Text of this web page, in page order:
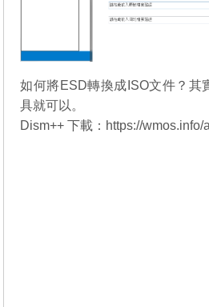
如何將ESD轉換成ISO文件？其
具就可以。
Dism++ 下載： https://wmos.info/